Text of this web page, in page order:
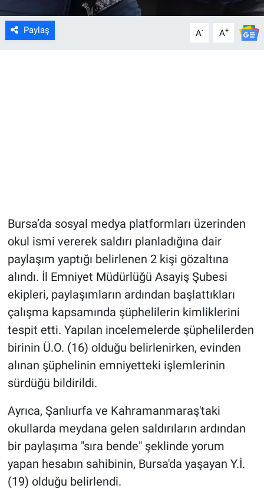
Paylaş A- A+
Bursa’da sosyal medya platformları üzerinden
okul ismi vererek saldırı planladığına dair
paylaşım yaptığı belirlenen 2 kişi gözaltına
alındı. İl Emniyet Müdürlüğü Asayiş Şubesi
ekipleri, paylaşımların ardından başlattıkları
çalışma kapsamında şüphelilerin kimliklerini
tespit etti. Yapılan incelemelerde şüphelilerden
birinin Ü.O. (16) olduğu belirlenirken, evinden
alınan şüphelinin emniyetteki işlemlerinin
sürdüğü bildirildi.
Ayrıca, Şanlıurfa ve Kahramanmaraş'taki
okullarda meydana gelen saldırıların ardından
bir paylaşıma "sıra bende" şeklinde yorum
yapan hesabın sahibinin, Bursa'da yaşayan Y.İ.
(19) olduğu belirlendi.